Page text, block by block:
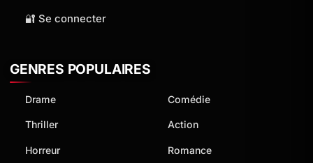
🔐 Se connecter
GENRES POPULAIRES
Drame Comédie
Thriller Action
Horreur Romance